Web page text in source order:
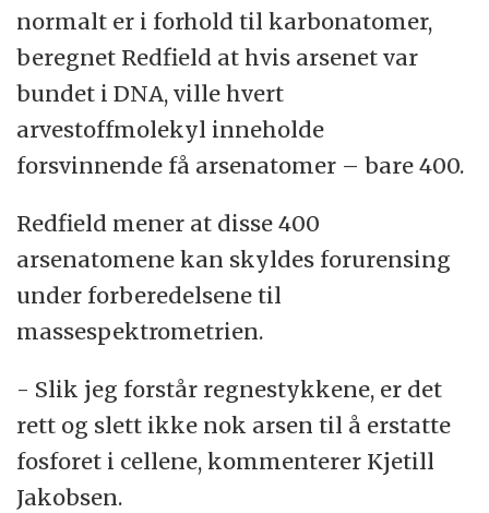
normalt er i forhold til karbonatomer,
beregnet Redfield at hvis arsenet var
bundet i DNA, ville hvert
arvestoffmolekyl inneholde
forsvinnende få arsenatomer – bare 400.
Redfield mener at disse 400
arsenatomene kan skyldes forurensing
under forberedelsene til
massespektrometrien.
- Slik jeg forstår regnestykkene, er det
rett og slett ikke nok arsen til å erstatte
fosforet i cellene, kommenterer Kjetill
Jakobsen.